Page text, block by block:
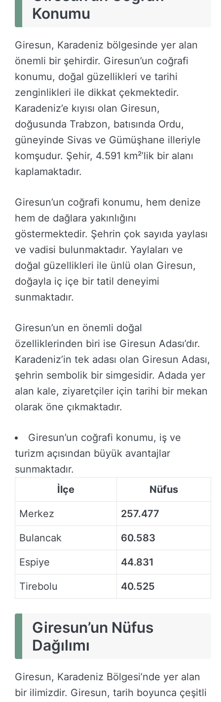
Konumu
Giresun, Karadeniz bölgesinde yer alan
önemli bir şehirdir. Giresun’un coğrafi
konumu, doğal güzellikleri ve tarihi
zenginlikleri ile dikkat çekmektedir.
Karadeniz’e kıyısı olan Giresun,
doğusunda Trabzon, batısında Ordu,
güneyinde Sivas ve Gümüşhane illeriyle
komşudur. Şehir, 4.591 km²’lik bir alanı
kaplamaktadır.
Giresun’un coğrafi konumu, hem denize
hem de dağlara yakınlığını
göstermektedir. Şehrin çok sayıda yaylası
ve vadisi bulunmaktadır. Yaylaları ve
doğal güzellikleri ile ünlü olan Giresun,
doğayla iç içe bir tatil deneyimi
sunmaktadır.
Giresun’un en önemli doğal
özelliklerinden biri ise Giresun Adası’dır.
Karadeniz’in tek adası olan Giresun Adası,
şehrin sembolik bir simgesidir. Adada yer
alan kale, ziyaretçiler için tarihi bir mekan
olarak öne çıkmaktadır.
Giresun’un coğrafi konumu, iş ve
turizm açısından büyük avantajlar
sunmaktadır.
İlçe
Nüfus
Merkez 257.477
Bulancak 60.583
Espiye 44.831
Tirebolu 40.525
Giresun’un Nüfus
Dağılımı
Giresun, Karadeniz Bölgesi’nde yer alan
bir ilimizdir. Giresun, tarih boyunca çeşitli